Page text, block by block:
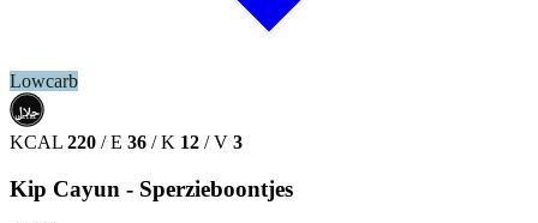
Lowcarb
حلال
HALAL
KCAL 220 / E 36 / K 12 / V 3
Kip Cayun - Sperzieboontjes